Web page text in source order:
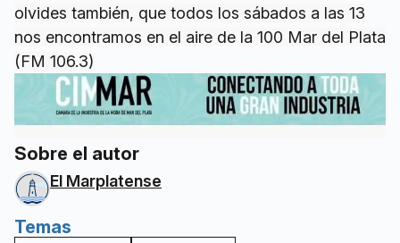
olvides también, que todos los sábados a las 13
nos encontramos en el aire de la 100 Mar del Plata
(FM 106.3)
Sobre el autor
El Marplatense
Temas